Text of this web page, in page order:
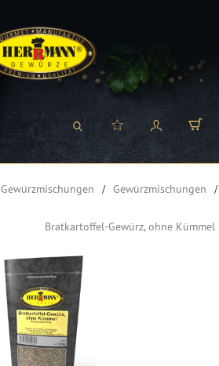
Gewürzmischungen Gewürzmischungen
Bratkartoffel-Gewürz, ohne Kümmel